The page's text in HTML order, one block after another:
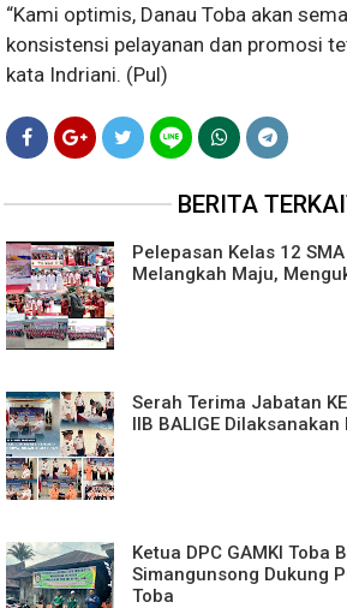
“Kami optimis, Danau Toba akan
konsistensi pelayanan dan promosi
kata Indriani. (Pul)
BERITA
Pelepasan Kelas 12
Melangkah Maju,
Serah Terima Jabatan
IIB BALIGE
Ketua DPC GAMKI Toba
Simangunsong Dukung
Toba